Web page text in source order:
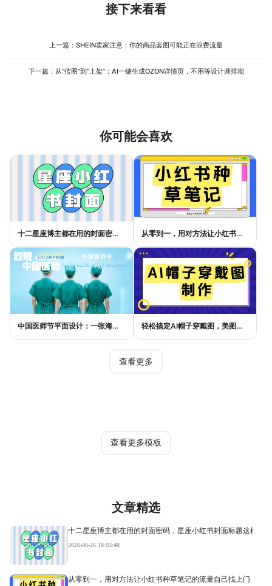
的商品原图链接。系统会读取这张表，自动套用你预设好的生成设
置（例如统一设定为“美国市场、英文、1：1主图比例”），一次性
节性商品的卖家来说，效率提升非常显著，原本需要一周的工作
接下来看看
上一篇： SHEIN卖家注意：你的商品套图可能正在浪费流量
下一篇： 从“传图”到“上架”：AI一键生成OZON详情页，不用等设计师排期
你可能会喜欢
十二星座博主都在用的封面密码，星座小红书封面标题这样写才吸睛 从零到一，用对方法让小红书种草笔记的流量自己找上门
中国医师节平面设计：一张海报如何讲好白衣故事 轻松搞定AI帽子穿戴图，美图设计室电商主图教程
查看更多
查看更多模板
文章精选
十二星座博主都在用的封面密码，星座小红书封面标题这样写
2026-06-26 18:03:48
从零到一，用对方法让小红书种草笔记的流量自己找上门